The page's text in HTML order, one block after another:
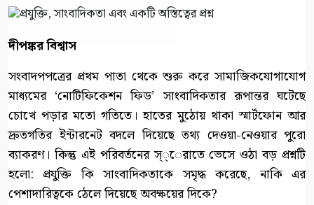
দীপঙ্কর বিশ্বাস
সংবাদপপত্রের প্রথম পাতা থেকে শুরু করে সামাজিকযোগাযোগ
মাধ্যমের ‘নোটিফিকেশন ফিড’ সাংবাদিকতার রূপান্তর ঘটেছে
চোখে পড়ার মতো গতিতে। হাতের মুঠোয় থাকা স্মার্টফোন আর
দ্রুতগতির ইন্টারনেট বদলে দিয়েছে তথ্য দেওয়া-নেওয়ার পুরো
ব্যাকরণ। কিন্তু এই পরিবর্তনের স্্েরাতে ভেসে ওঠা বড় প্রশ্নটি
হলো: প্রযুক্তি কি সাংবাদিকতাকে সমৃদ্ধ করেছে, নাকি এর
পেশাদারিত্বকে ঠেলে দিয়েছে অবক্ষয়ের দিকে?